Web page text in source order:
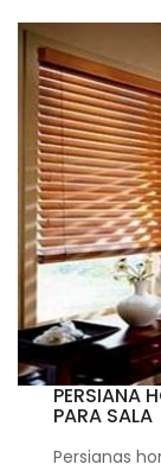
PERSIANA
PARA SALA
Persianas